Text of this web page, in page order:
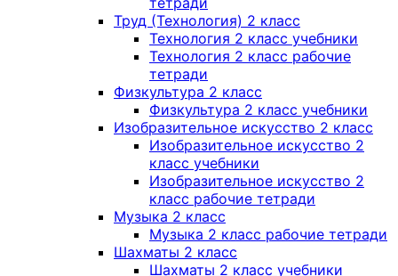
Труд (Технология) 2 класс
Технология 2 класс учебники
Технология 2 класс рабочие
тетради
Физкультура 2 класс
Физкультура 2 класс учебники
Изобразительное искусство 2 класс
Изобразительное искусство 2
класс учебники
Изобразительное искусство 2
класс рабочие тетради
Музыка 2 класс
Музыка 2 класс рабочие тетради
Шахматы 2 класс
Шахматы 2 класс учебники